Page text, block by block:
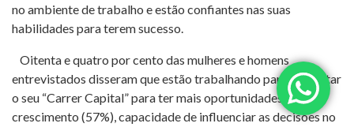
no ambiente de trabalho e estão confiantes nas suas
habilidades para terem sucesso.
Oitenta e quatro por cento das mulheres e homens
entrevistados disseram que estão trabalhando para aumentar
o seu “Carrer Capital” para ter mais oportunidades de
crescimento (57%), capacidade de influenciar as decisões no